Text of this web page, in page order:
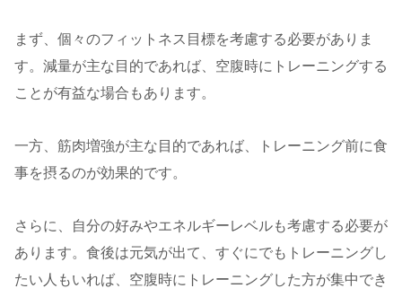
まず、個々のフィットネス目標を考慮する必要がありま
す。減量が主な目的であれば、空腹時にトレーニングする
ことが有益な場合もあります。
一方、筋肉増強が主な目的であれば、トレーニング前に食
事を摂るのが効果的です。
さらに、自分の好みやエネルギーレベルも考慮する必要が
あります。食後は元気が出て、すぐにでもトレーニングし
たい人もいれば、空腹時にトレーニングした方が集中でき